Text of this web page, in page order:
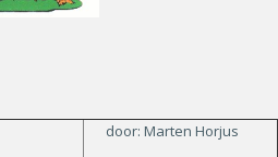
door: Marten Horjus